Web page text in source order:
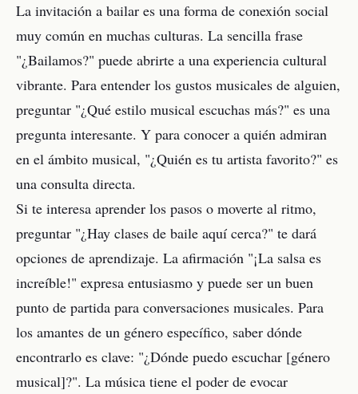
La invitación a bailar es una forma de conexión social
muy común en muchas culturas. La sencilla frase
"¿Bailamos?" puede abrirte a una experiencia cultural
vibrante. Para entender los gustos musicales de alguien,
preguntar "¿Qué estilo musical escuchas más?" es una
pregunta interesante. Y para conocer a quién admiran
en el ámbito musical, "¿Quién es tu artista favorito?" es
una consulta directa.
Si te interesa aprender los pasos o moverte al ritmo,
preguntar "¿Hay clases de baile aquí cerca?" te dará
opciones de aprendizaje. La afirmación "¡La salsa es
increíble!" expresa entusiasmo y puede ser un buen
punto de partida para conversaciones musicales. Para
los amantes de un género específico, saber dónde
encontrarlo es clave: "¿Dónde puedo escuchar [género
musical]?". La música tiene el poder de evocar